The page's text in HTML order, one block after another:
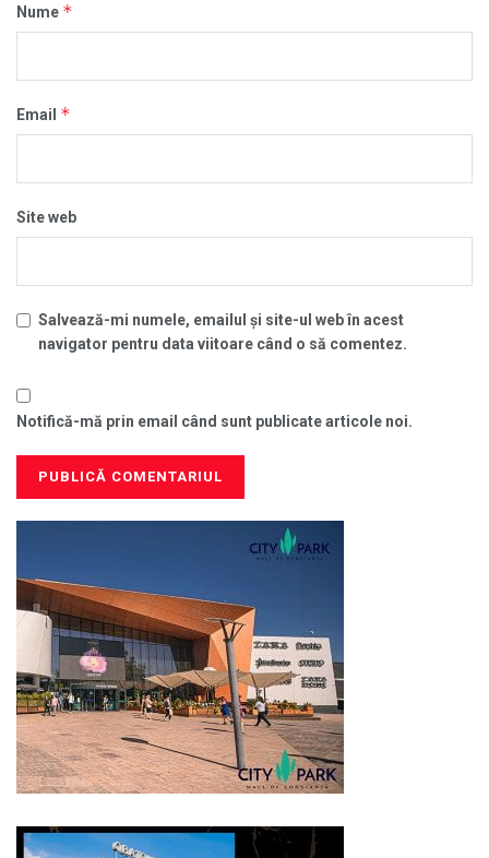
Nume *
Email *
Site web
Salvează-mi numele, emailul și site-ul web în acest
navigator pentru data viitoare când o să comentez.
Notifică-mă prin email când sunt publicate articole noi.